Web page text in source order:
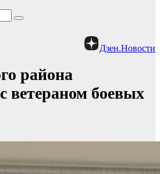
Дзен.Новости
района
ветераном боевых